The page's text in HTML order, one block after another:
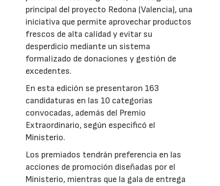
principal del proyecto Redona (Valencia), una
iniciativa que permite aprovechar productos
frescos de alta calidad y evitar su
desperdicio mediante un sistema
formalizado de donaciones y gestión de
excedentes.
En esta edición se presentaron 163
candidaturas en las 10 categorías
convocadas, además del Premio
Extraordinario, según especificó el
Ministerio.
Los premiados tendrán preferencia en las
acciones de promoción diseñadas por el
Ministerio, mientras que la gala de entrega